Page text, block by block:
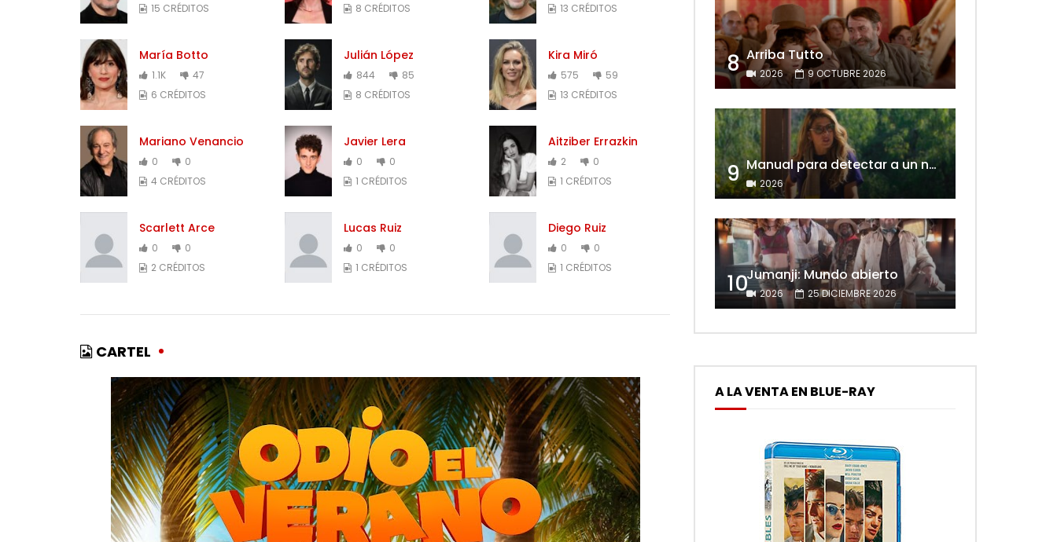
15 CRÉDITOS
8 CRÉDITOS
13 CRÉDITOS
María Botto
1.1K
47
6 CRÉDITOS
Julián López
844
85
8 CRÉDITOS
Kira Miró
575
59
13 CRÉDITOS
Mariano Venancio
0
0
4 CRÉDITOS
Javier Lera
0
0
1 CRÉDITOS
Aitziber Errazkin
2
0
1 CRÉDITOS
Scarlett Arce
0
0
2 CRÉDITOS
Lucas Ruiz
0
0
1 CRÉDITOS
Diego Ruiz
0
0
1 CRÉDITOS
CARTEL
8 Arriba Tutto
2026 9 OCTUBRE 2026
9 Manual para detectar a un narcisista
2026
10Jumanji: Mundo abierto
2026 25 DICIEMBRE 2026
A LA VENTA EN BLUE-RAY